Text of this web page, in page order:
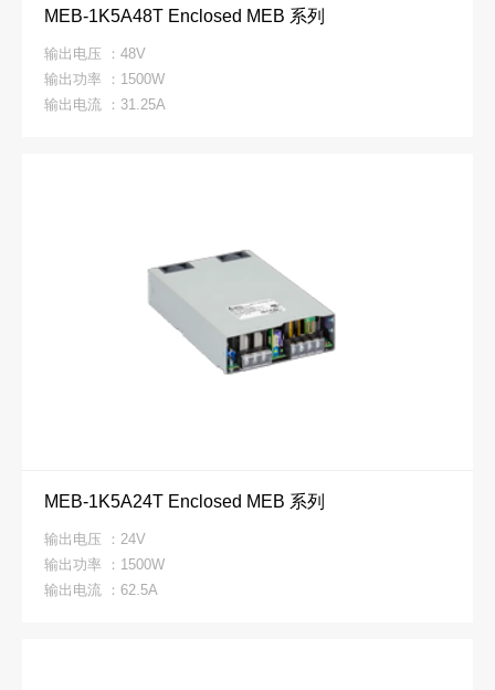
MEB-1K5A48T Enclosed MEB 系列
输出电压 ：48V
输出功率 ：1500W
输出电流 ：31.25A
MEB-1K5A24T Enclosed MEB 系列
输出电压 ：24V
输出功率 ：1500W
输出电流 ：62.5A